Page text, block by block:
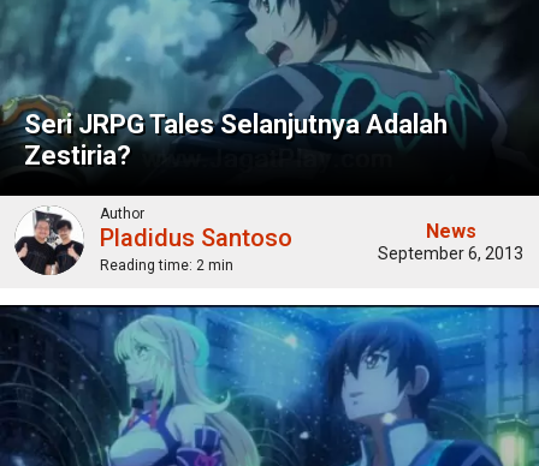
Seri JRPG Tales Selanjutnya Adalah
Zestiria?
Author
Pladidus Santoso
Reading time: 2 min
News
September 6, 2013